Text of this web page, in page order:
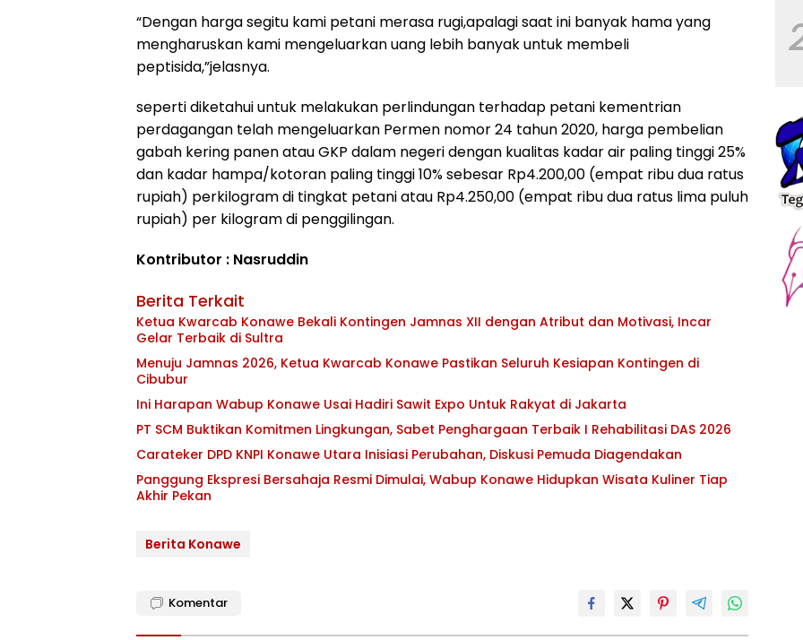
“Dengan harga segitu kami petani merasa rugi,apalagi saat ini banyak hama yang
mengharuskan kami mengeluarkan uang lebih banyak untuk membeli
peptisida,”jelasnya.
seperti diketahui untuk melakukan perlindungan terhadap petani kementrian
perdagangan telah mengeluarkan Permen nomor 24 tahun 2020, harga pembelian
gabah kering panen atau GKP dalam negeri dengan kualitas kadar air paling tinggi 25%
dan kadar hampa/kotoran paling tinggi 10% sebesar Rp4.200,00 (empat ribu dua ratus
rupiah) perkilogram di tingkat petani atau Rp4.250,00 (empat ribu dua ratus lima puluh
rupiah) per kilogram di penggilingan.
Kontributor : Nasruddin
Berita Terkait
Ketua Kwarcab Konawe Bekali Kontingen Jamnas XII dengan Atribut dan Motivasi, Incar
Gelar Terbaik di Sultra
Menuju Jamnas 2026, Ketua Kwarcab Konawe Pastikan Seluruh Kesiapan Kontingen di
Cibubur
Ini Harapan Wabup Konawe Usai Hadiri Sawit Expo Untuk Rakyat di Jakarta
PT SCM Buktikan Komitmen Lingkungan, Sabet Penghargaan Terbaik I Rehabilitasi DAS 2026
Carateker DPD KNPI Konawe Utara Inisiasi Perubahan, Diskusi Pemuda Diagendakan
Panggung Ekspresi Bersahaja Resmi Dimulai, Wabup Konawe Hidupkan Wisata Kuliner Tiap
Akhir Pekan
Berita Konawe
Komentar